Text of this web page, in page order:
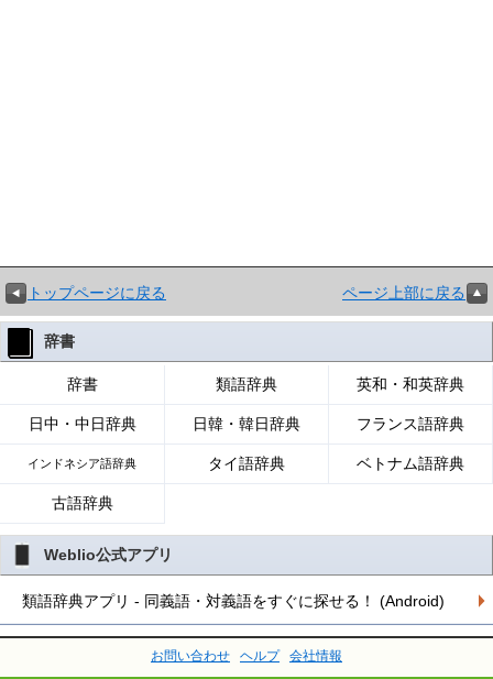
トップページに戻る ページ上部に戻る
辞書
辞書 類語辞典 英和・和英辞典
日中・中日辞典 日韓・韓日辞典 フランス語辞典
インドネシア語辞典 タイ語辞典 ベトナム語辞典
古語辞典
Weblio公式アプリ
類語辞典アプリ - 同義語・対義語をすぐに探せる！ (Android)
お問い合わせ ヘルプ 会社情報